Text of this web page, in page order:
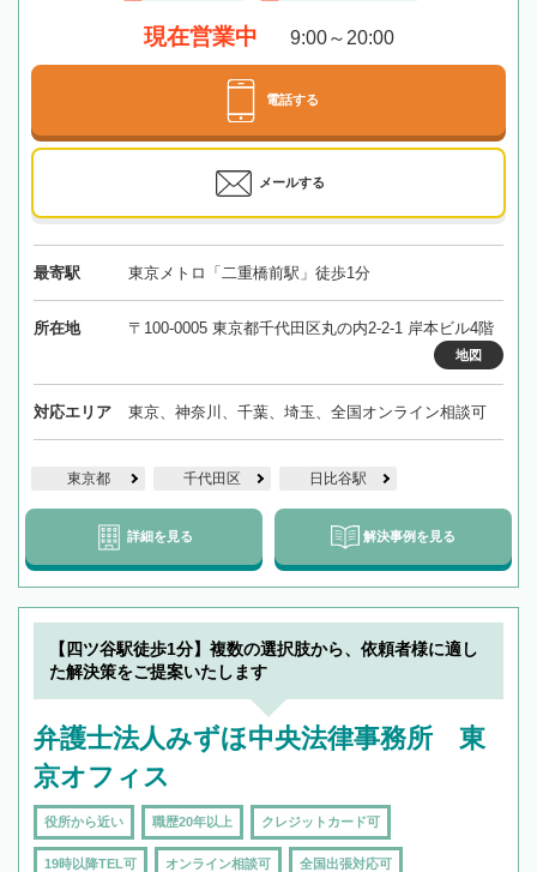
現在営業中 9:00～20:00
電話する
メールする
最寄駅 東京メトロ「二重橋前駅」徒歩1分
所在地 〒100-0005 東京都千代田区丸の内2-2-1 岸本ビル4階
地図
対応エリア 東京、神奈川、千葉、埼玉、全国オンライン相談可
東京都 千代田区 日比谷駅
詳細を見る 解決事例を見る
【四ツ谷駅徒歩1分】複数の選択肢から、依頼者様に適し
た解決策をご提案いたします
弁護士法人みずほ中央法律事務所 東
京オフィス
役所から近い 職歴20年以上 クレジットカード可
19時以降TEL可 オンライン相談可 全国出張対応可